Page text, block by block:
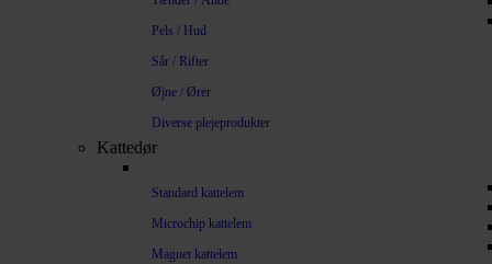
Pels / Hud
Sår / Rifter
Øjne / Ører
Diverse plejeprodukter
Kattedør
Standard kattelem
Microchip kattelem
Magnet kattelem